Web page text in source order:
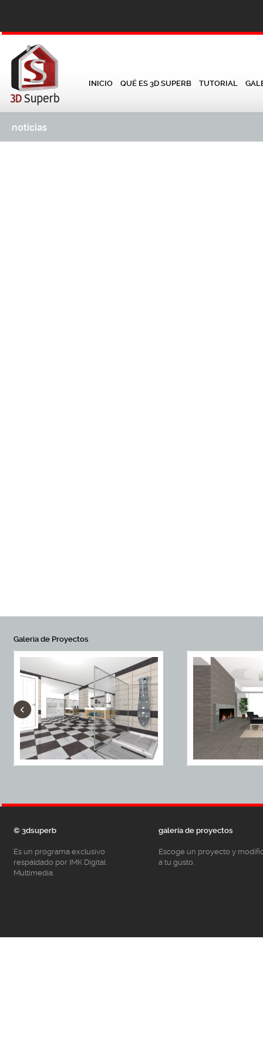
INICIO QUÉ ES 3D SUPERB TUTORIAL
noticias
Galeria de Proyectos
‹
© 3dsuperb
Es un programa exclusivo
respaldado por IMK Digital
Multimedia.
galería de proyectos
Escoge un proyecto y
a tu gusto.